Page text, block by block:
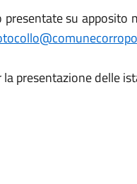
su
presentazione delle